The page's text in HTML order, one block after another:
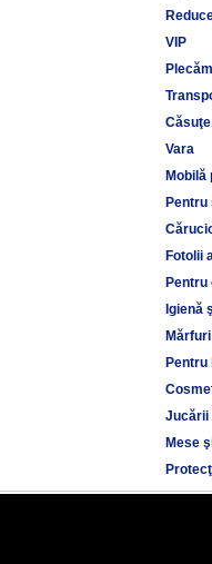
VIP
Vara
Mobilă
Pentru
Fotolii
Igienă
Pentru
Jucării
Mese